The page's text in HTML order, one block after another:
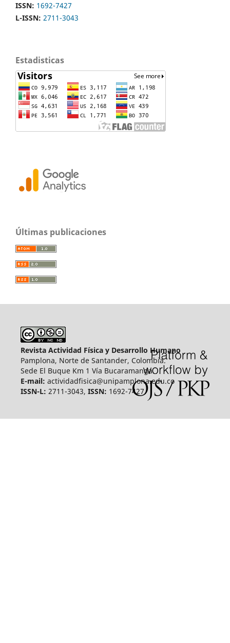
ISSN: 1692-7427
L-ISSN: 2711-3043
Estadisticas
Últimas publicaciones
Revista Actividad Física y Desarrollo Humano
Pamplona, Norte de Santander, Colombia.
Sede El Buque Km 1 Vía Bucaramanga.
E-mail: actividadfisica@unipamplona.edu.co
ISSN-L: 2711-3043, ISSN: 1692-7427.